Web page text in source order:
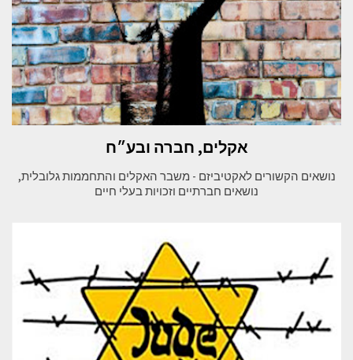
אקלים, חברה ובע״ח
נושאים הקשורים לאקטיביזם - משבר האקלים והתחממות גלובלית,
נושאים חברתיים וזכויות בעלי חיים